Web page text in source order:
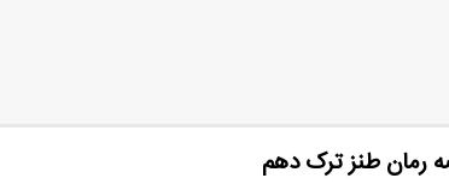
رمان طنز ترک دهم